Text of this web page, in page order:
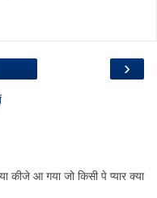
›
कीजे आ गया जो किसी पे प्यार क्या